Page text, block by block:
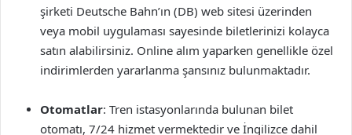
şirketi Deutsche Bahn’ın (DB) web sitesi üzerinden
veya mobil uygulaması sayesinde biletlerinizi kolayca
satın alabilirsiniz. Online alım yaparken genellikle özel
indirimlerden yararlanma şansınız bulunmaktadır.
Otomatlar: Tren istasyonlarında bulunan bilet
otomatı, 7/24 hizmet vermektedir ve İngilizce dahil